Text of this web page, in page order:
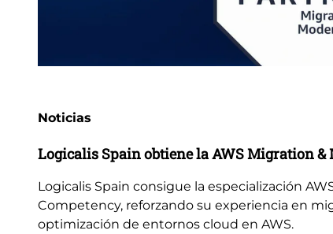
Noticias
Logicalis Spain obtiene la AWS Migration
Logicalis Spain consigue la especialización
Competency, reforzando su experiencia en
optimización de entornos cloud en AWS.